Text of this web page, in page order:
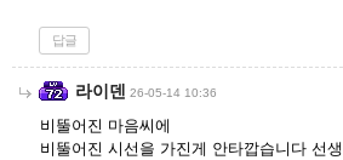
답글
라이덴 26-05-14 10:36
비뚤어진 마음씨에
비뚤어진 시선을 가진게 안타깝습니다 선생